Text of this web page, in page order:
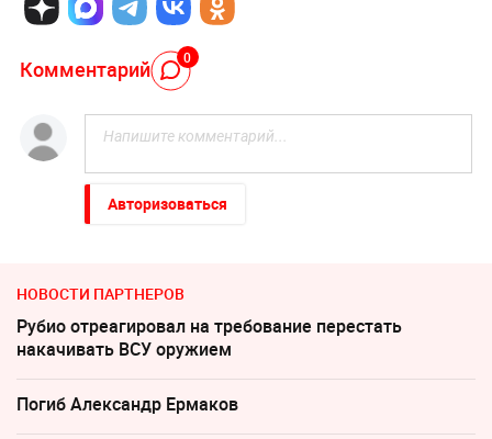
Комментарий 0
Авторизоваться
НОВОСТИ ПАРТНЕРОВ
Рубио отреагировал на требование перестать
накачивать ВСУ оружием
Погиб Александр Ермаков